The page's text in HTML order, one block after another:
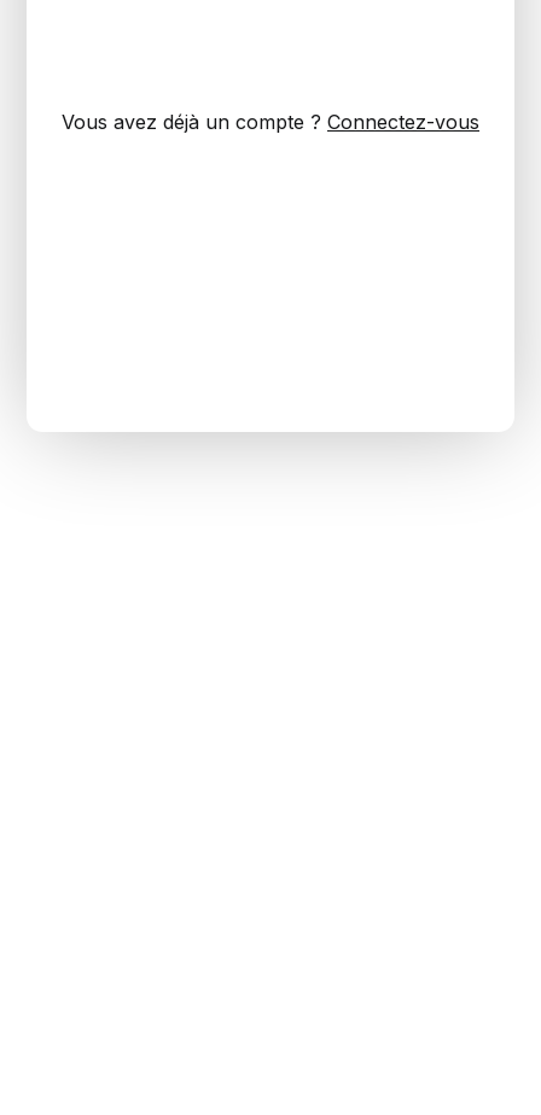
Vous avez déjà un compte ? Connectez-vous